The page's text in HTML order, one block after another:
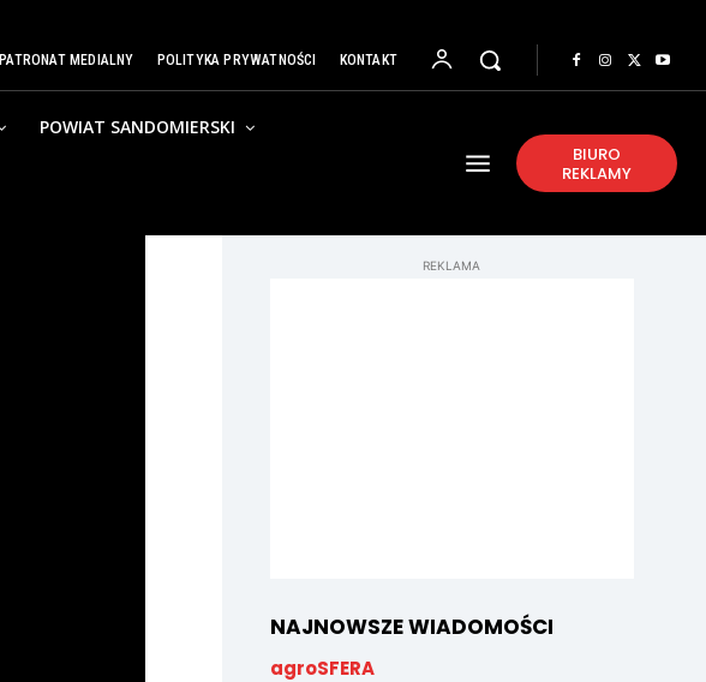
PATRONAT MEDIALNY POLITYKA PRYWATNOŚCI KONTAKT
POWIAT SANDOMIERSKI
BIURO
REKLAMY
REKLAMA
NAJNOWSZE WIADOMOŚCI
agroSFERA